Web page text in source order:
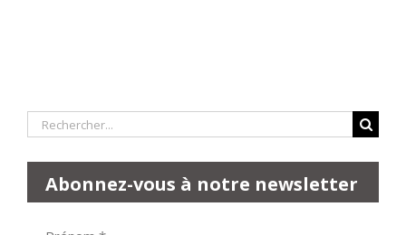
Rechercher:
Abonnez-vous à notre newsletter